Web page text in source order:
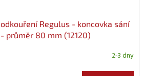
odkouření Regulus - koncovka sání
- průměr 80 mm (12120)
2-3 dny